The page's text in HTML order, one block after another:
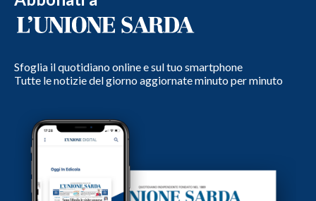
Sfoglia il quotidiano online e sul tuo smartphone
Tutte le notizie del giorno aggiornate minuto per minuto